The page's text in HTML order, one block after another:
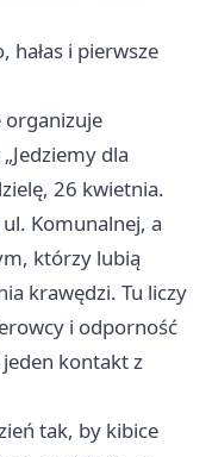
hałas i pierwsze
organizuje
dla
26 kwietnia.
Komunalnej, a
którzy lubią
krawędzi. Tu liczy
i odporność
kontakt z
tak, by kibice